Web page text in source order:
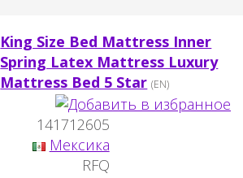
King Size Bed Mattress Inner
Spring Latex Mattress Luxury
Mattress Bed 5 Star (EN)
141712605
Мексика
RFQ